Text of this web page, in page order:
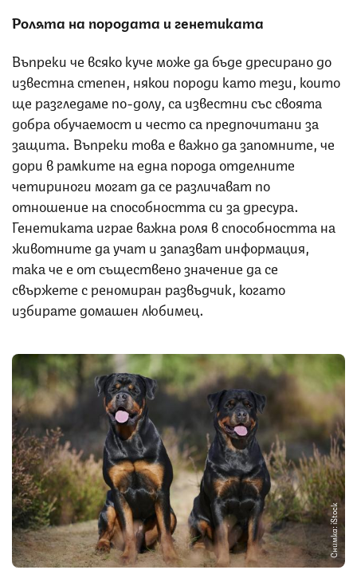
Ролята на породата и генетиката
Въпреки че всяко куче може да бъде дресирано до
известна степен, някои породи като тези, които
ще разгледаме по-долу, са известни със своята
добра обучаемост и често са предпочитани за
защита. Въпреки това е важно да запомните, че
дори в рамките на една порода отделните
четириноги могат да се различават по
отношение на способността си за дресура.
Генетиката играе важна роля в способността на
животните да учат и запазват информация,
така че е от съществено значение да се
свържете с реномиран развъдчик, когато
избирате домашен любимец.
Снимка: iStock